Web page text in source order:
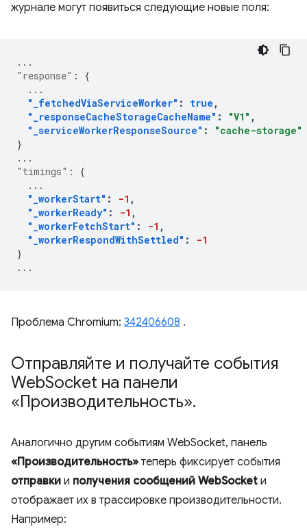
журнале могут появиться следующие новые поля:
...
"response" :
{
...
"_fetchedViaServiceWorker" : true ,
"_responseCacheStorageCacheName" : "V1" ,
"_serviceWorkerResponseSource" :
"cache-storage"
}
...
"timings" :
{
...
"_workerStart" : -1 ,
"_workerReady" : -1 ,
"_workerFetchStart" : -1 ,
"_workerRespondWithSettled" :
-1
}
...
Проблема Chromium: 342406608 .
Отправляйте и получайте события
WebSocket на панели
«Производительность».
Аналогично другим событиям WebSocket, панель
«Производительность» теперь фиксирует события
отправки и получения сообщений WebSocket и
отображает их в трассировке производительности.
Например: